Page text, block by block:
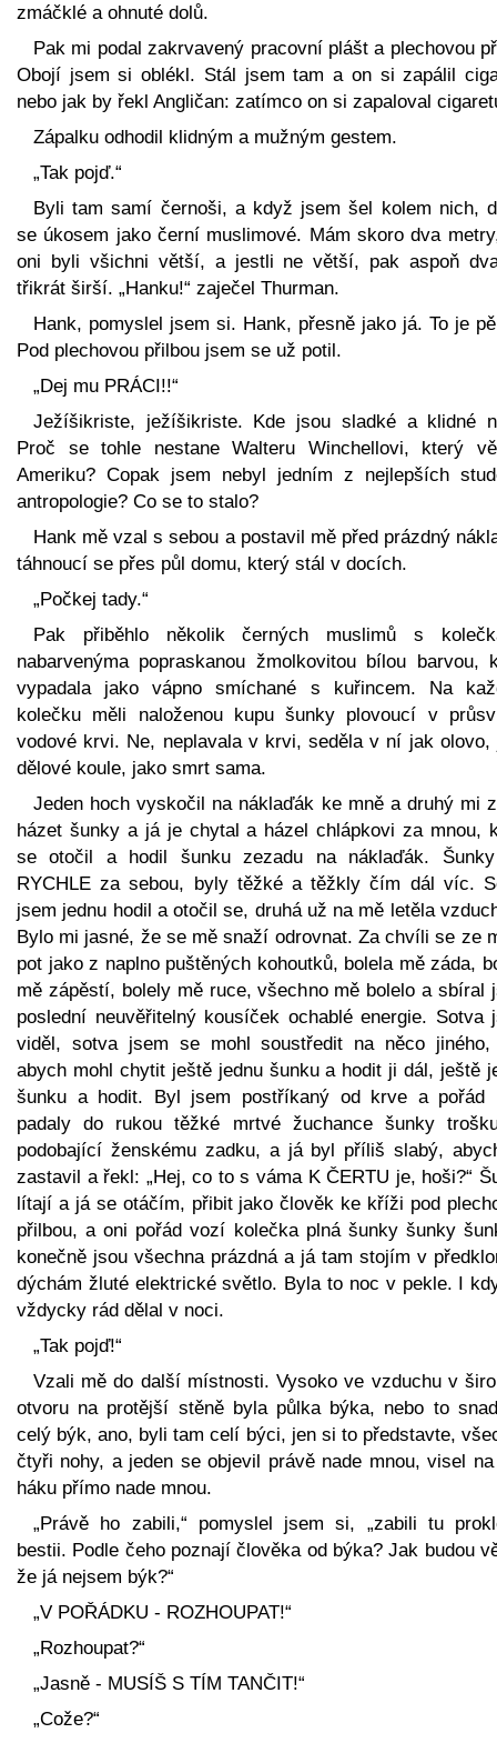
zmáčklé a ohnuté dolů.
Pak mi podal zakrvavený pracovní plášt a plechovou
Obojí jsem si oblékl. Stál jsem tam a on si zapálil
nebo jak by řekl Angličan: zatímco on si zapaloval
Zápalku odhodil klidným a mužným gestem.
„Tak pojď.“
Byli tam samí černoši, a když jsem šel kolem nich,
se úkosem jako černí muslimové. Mám skoro dva
oni byli všichni větší, a jestli ne větší, pak aspoň
třikrát širší. „Hanku!“ zaječel Thurman.
Hank, pomyslel jsem si. Hank, přesně jako já. To je
Pod plechovou přilbou jsem se už potil.
„Dej mu PRÁCI!!“
Ježíšikriste, ježíšikriste. Kde jsou sladké a klidné
Proč se tohle nestane Walteru Winchellovi, který
Ameriku? Copak jsem nebyl jedním z nejlepších
antropologie? Co se to stalo?
Hank mě vzal s sebou a postavil mě před prázdný
táhnoucí se přes půl domu, který stál v docích.
„Počkej tady.“
Pak přiběhlo několik černých muslimů s
nabarvenýma popraskanou žmolkovitou bílou barvou,
vypadala jako vápno smíchané s kuřincem. Na
kolečku měli naloženou kupu šunky plovoucí v
vodové krvi. Ne, neplavala v krvi, seděla v ní jak olovo,
dělové koule, jako smrt sama.
Jeden hoch vyskočil na náklaďák ke mně a druhý mi
házet šunky a já je chytal a házel chlápkovi za mnou,
se otočil a hodil šunku zezadu na náklaďák.
RYCHLE za sebou, byly těžké a těžkly čím dál víc.
jsem jednu hodil a otočil se, druhá už na mě letěla
Bylo mi jasné, že se mě snaží odrovnat. Za chvíli se ze
pot jako z naplno puštěných kohoutků, bolela mě záda,
mě zápěstí, bolely mě ruce, všechno mě bolelo a sbíral
poslední neuvěřitelný kousíček ochablé energie. Sotva
viděl, sotva jsem se mohl soustředit na něco jiného,
abych mohl chytit ještě jednu šunku a hodit ji dál, ještě
šunku a hodit. Byl jsem postříkaný od krve a pořád
padaly do rukou těžké mrtvé žuchance šunky
podobající ženskému zadku, a já byl příliš slabý,
zastavil a řekl: „Hej, co to s váma K ČERTU je, hoši?“
lítají a já se otáčím, přibit jako člověk ke kříži pod
přilbou, a oni pořád vozí kolečka plná šunky šunky
konečně jsou všechna prázdná a já tam stojím v
dýchám žluté elektrické světlo. Byla to noc v pekle. I
vždycky rád dělal v noci.
„Tak pojď!“
Vzali mě do další místnosti. Vysoko ve vzduchu v
otvoru na protější stěně byla půlka býka, nebo to
celý býk, ano, byli tam celí býci, jen si to představte,
čtyři nohy, a jeden se objevil právě nade mnou, visel
háku přímo nade mnou.
„Právě ho zabili,“ pomyslel jsem si, „zabili tu
bestii. Podle čeho poznají člověka od býka? Jak budou
že já nejsem býk?“
„V POŘÁDKU - ROZHOUPAT!“
„Rozhoupat?“
„Jasně - MUSÍŠ S TÍM TANČIT!“
„Cože?“